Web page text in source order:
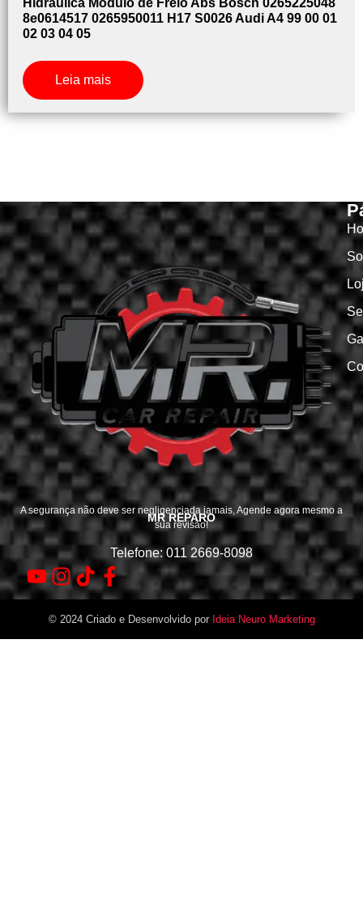
8e0614517 0265950011 H17 S0026 Audi A4 99 00 01
02 03 04 05
Leia mais
MR REPARO
A segurança não deve ser negligenciada jamais, Agende agora mesmo a
sua revisão!
Telefone: 011 2669-8098
© 2024 Criado e Desenvolvido por Ideia Neuro Marketing